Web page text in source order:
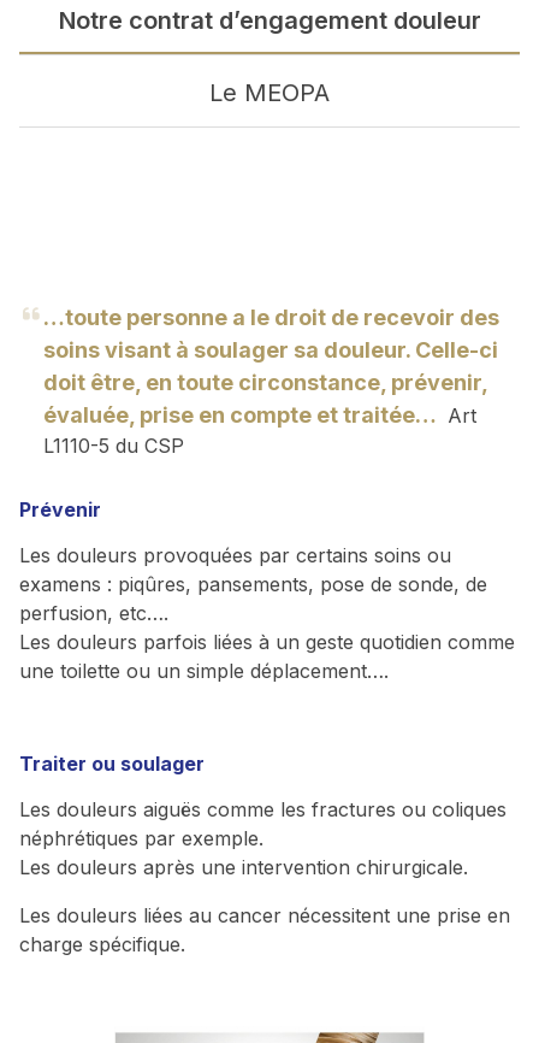
Notre contrat d’engagement douleur
Le MEOPA
…toute personne a le droit de recevoir des
soins visant à soulager sa douleur. Celle-ci
doit être, en toute circonstance, prévenir,
évaluée, prise en compte et traitée… Art
L1110-5 du CSP
Prévenir
Les douleurs provoquées par certains soins ou
examens : piqûres, pansements, pose de sonde, de
perfusion, etc….
Les douleurs parfois liées à un geste quotidien comme
une toilette ou un simple déplacement….
Traiter ou soulager
Les douleurs aiguës comme les fractures ou coliques
néphrétiques par exemple.
Les douleurs après une intervention chirurgicale.
Les douleurs liées au cancer nécessitent une prise en
charge spécifique.